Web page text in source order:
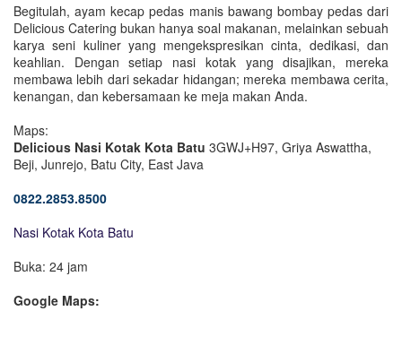
Begitulah, ayam kecap pedas manis bawang bombay pedas dari
Delicious Catering bukan hanya soal makanan, melainkan sebuah
karya seni kuliner yang mengekspresikan cinta, dedikasi, dan
keahlian. Dengan setiap nasi kotak yang disajikan, mereka
membawa lebih dari sekadar hidangan; mereka membawa cerita,
kenangan, dan kebersamaan ke meja makan Anda.
Maps:
Delicious Nasi Kotak Kota Batu 3GWJ+H97, Griya Aswattha,
Beji, Junrejo, Batu City, East Java
0822.2853.8500
Nasi Kotak Kota Batu
Buka: 24 jam
Google Maps: